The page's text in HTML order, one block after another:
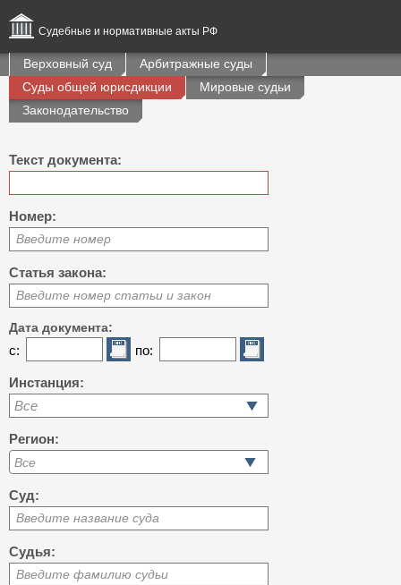
Судебные и нормативные акты РФ
Верховный суд
Арбитражные суды
Суды общей юрисдикции
Мировые судьи
Законодательство
Текст документа:
Номер:
Введите номер
Статья закона:
Введите номер статьи и закон
Дата документа:
с: по:
Инстанция:
Все
Регион:
Суд:
Введите название суда
Судья:
Введите фамилию судьи